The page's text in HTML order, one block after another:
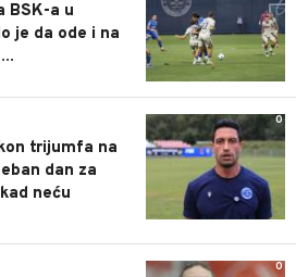
BSK-a u
je da ode i na
0
trijumfa na
dan za
neću
0